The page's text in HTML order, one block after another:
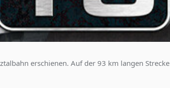
erschienen. Auf der 93 km langen Strecke